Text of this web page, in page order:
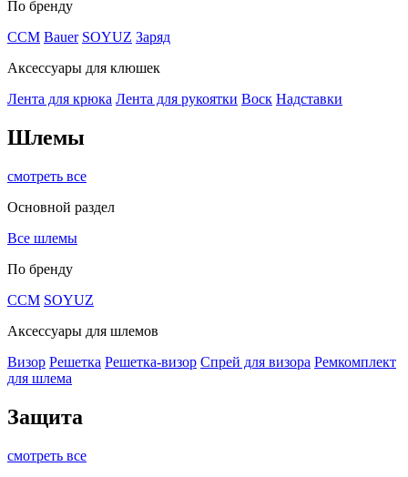
По бренду
CCM Bauer SOYUZ Заряд
Аксессуары для клюшек
Лента для крюка Лента для рукоятки Воск Надставки
Шлемы
смотреть все
Основной раздел
Все шлемы
По бренду
CCM SOYUZ
Аксессуары для шлемов
Визор Решетка Решетка-визор Спрей для визора Ремкомплект
для шлема
Защита
смотреть все